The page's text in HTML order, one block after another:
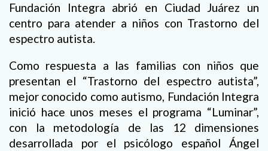
Fundación Integra abrió en Ciudad Juárez un
centro para atender a niños con Trastorno del
espectro autista.
Como respuesta a las familias con niños que
presentan el “Trastorno del espectro autista”,
mejor conocido como autismo, Fundación Integra
inició hace unos meses el programa “Luminar”,
con la metodología de las 12 dimensiones
desarrollada por el psicólogo español Ángel